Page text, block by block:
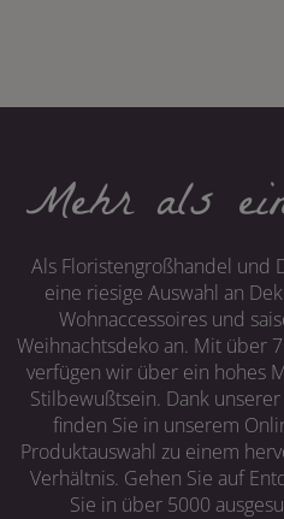
Mehr als
Als Floristengroßhandel und
eine riesige Auswahl an
Wohnaccessoires und
Weihnachtsdeko an. Mit über
verfügen wir über ein hohes
Stilbewußtsein. Dank
finden Sie in unserem
Produktauswahl zu einem
Verhältnis. Gehen Sie auf
Sie in über 5000